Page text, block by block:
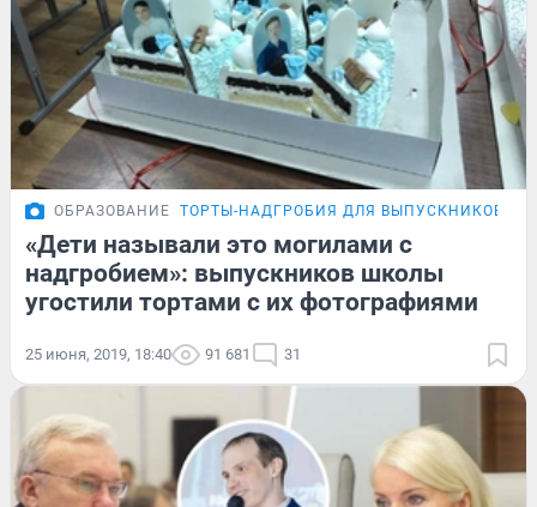
ОБРАЗОВАНИЕ ТОРТЫ-НАДГРОБИЯ ДЛЯ ВЫПУСКНИКОВ
«Дети называли это могилами с
надгробием»: выпускников школы
угостили тортами с их фотографиями
25 июня, 2019, 18:40 91 681 31